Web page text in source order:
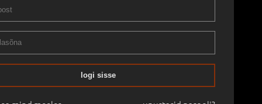
logi sisse
× 18.5 cmSaadavus:SaadavalTeos asub galeriis.Raamita